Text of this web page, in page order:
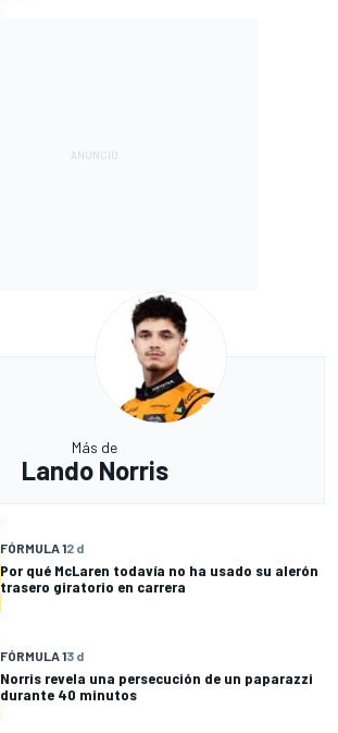
Más de
Lando Norris
FÓRMULA 12 d
Por qué McLaren todavía no ha usado su alerón
trasero giratorio en carrera
FÓRMULA 13 d
Norris revela una persecución de un paparazzi
durante 40 minutos